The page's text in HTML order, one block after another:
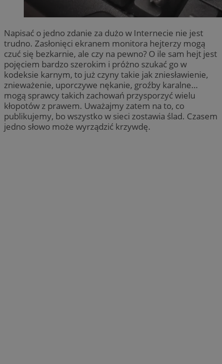
Napisać o jedno zdanie za dużo w Internecie nie jest
trudno. Zasłonięci ekranem monitora hejterzy mogą
czuć się bezkarnie, ale czy na pewno? O ile sam hejt jest
pojęciem bardzo szerokim i próżno szukać go w
kodeksie karnym, to już czyny takie jak zniesławienie,
znieważenie, uporczywe nękanie, groźby karalne…
mogą sprawcy takich zachowań przysporzyć wielu
kłopotów z prawem. Uważajmy zatem na to, co
publikujemy, bo wszystko w sieci zostawia ślad. Czasem
jedno słowo może wyrządzić krzywdę.